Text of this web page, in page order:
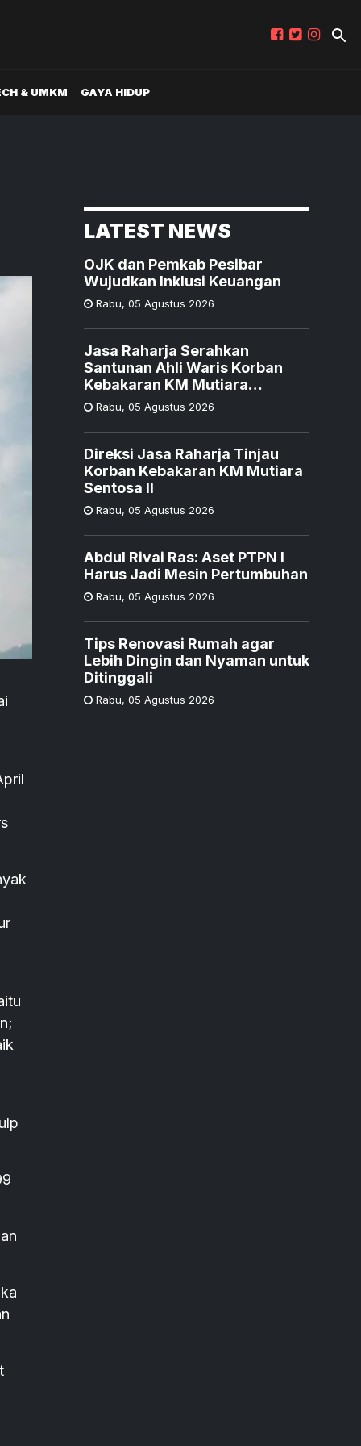
& UMKM GAYA HIDUP
LATEST NEWS
OJK dan Pemkab Pesibar
Wujudkan Inklusi Keuangan
Rabu, 05 Agustus 2026
Jasa Raharja Serahkan
Santunan Ahli Waris Korban
Kebakaran KM Mutiara
Sentosa II
Rabu, 05 Agustus 2026
Direksi Jasa Raharja Tinjau
Korban Kebakaran KM Mutiara
Sentosa II
Rabu, 05 Agustus 2026
Abdul Rivai Ras: Aset PTPN I
Harus Jadi Mesin Pertumbuhan
Rabu, 05 Agustus 2026
Tips Renovasi Rumah agar
Lebih Dingin dan Nyaman untuk
Ditinggali
Rabu, 05 Agustus 2026